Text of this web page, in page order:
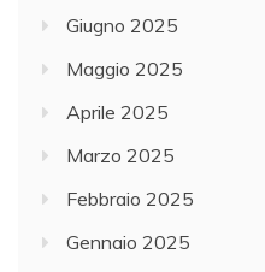
Giugno 2025
Maggio 2025
Aprile 2025
Marzo 2025
Febbraio 2025
Gennaio 2025